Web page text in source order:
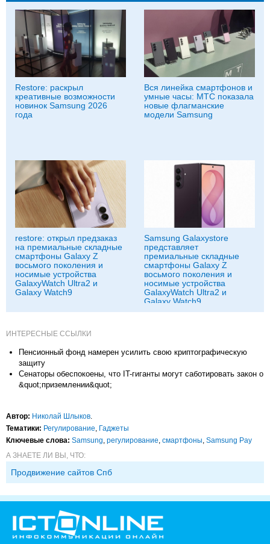
Restore: раскрыл
креативные возможности
новинок Samsung 2026
года
Вся линейка смартфонов и
умные часы: МТС показала
новые флагманские
модели Samsung
restore: открыл предзаказ
на премиальные складные
смартфоны Galaxy Z
восьмого поколения и
носимые устройства
GalaxyWatch Ultra2 и
Galaxy Watch9
Samsung Galaxystore
представляет
премиальные складные
смартфоны Galaxy Z
восьмого поколения и
носимые устройства
GalaxyWatch Ultra2 и
Galaxy Watch9
ИНТЕРЕСНЫЕ ССЫЛКИ
Пенсионный фонд намерен усилить свою криптографическую
защиту
Сенаторы обеспокоены, что IT-гиганты могут саботировать закон о
&quot;приземлении&quot;
Автор: Николай Шлыков
Тематики: Регулирование Гаджеты
Ключевые слова: Samsung регулирование смартфоны Samsung Pay
А ЗНАЕТЕ ЛИ ВЫ, ЧТО:
Продвижение сайтов Спб